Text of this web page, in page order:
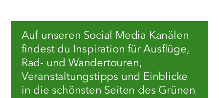
Auf unseren Social Media Kanälen
findest du Inspiration für Ausflüge,
Rad- und Wandertouren,
Veranstaltungstipps und Einblicke
in die schönsten Seiten des Grünen